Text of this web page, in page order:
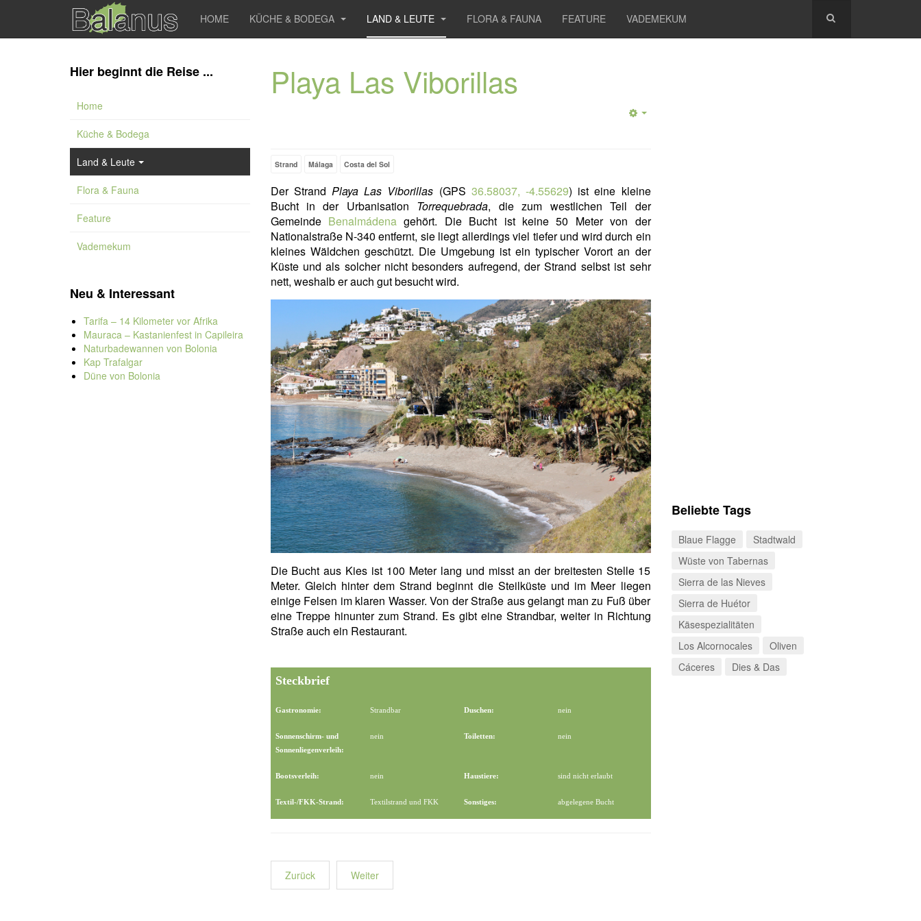
HOME KÜCHE & BODEGA LAND & LEUTE FLORA & FAUNA FEATURE VADEMEKUM
Playa Las Viborillas
Strand Málaga Costa del Sol
Der Strand Playa Las Viborillas (GPS 36.58037, -4.55629) ist eine kleine
Bucht in der Urbanisation Torrequebrada, die zum westlichen Teil der
Gemeinde Benalmádenagehört. Die Bucht ist keine 50 Meter von der
Nationalstraße N-340 entfernt, sie liegt allerdings viel tiefer und wird durch ein
kleines Wäldchen geschützt. Die Umgebung ist ein typischer Vorort an der
Küste und als solcher nicht besonders aufregend, der Strand selbst ist sehr
nett, weshalb er auch gut besucht wird.
Die Bucht aus Kies ist 100 Meter lang und misst an der breitesten Stelle 15
Meter. Gleich hinter dem Strand beginnt die Steilküste und im Meer liegen
einige Felsen im klaren Wasser. Von der Straße aus gelangt man zu Fuß über
eine Treppe hinunter zum Strand. Es gibt eine Strandbar, weiter in Richtung
Straße auch ein Restaurant.
Steckbrief
Gastronomie: Strandbar Duschen: nein
Sonnenschirm- und
Sonnenliegenverleih:
nein Toiletten: nein
Bootsverleih: nein Haustiere: sind nicht erlaubt
Textil-/FKK-Strand: Textilstrand und FKK Sonstiges: abgelegene Bucht
Zurück Weiter
Hier beginnt die Reise ...
Home
Küche & Bodega
Land & Leute
Flora & Fauna
Feature
Vademekum
Neu & Interessant
Tarifa – 14 Kilometer vor Afrika
Mauraca – Kastanienfest in Capileira
Naturbadewannen von Bolonia
Kap Trafalgar
Düne von Bolonia
Beliebte Tags
Blaue Flagge
Stadtwald
Wüste von Tabernas
Sierra de las Nieves
Sierra de Huétor
Käsespezialitäten
Los Alcornocales
Oliven
Cáceres
Dies & Das